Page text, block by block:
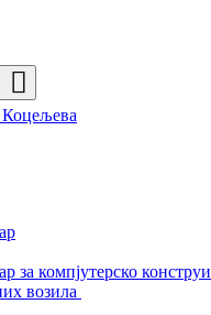
за компјутерско
возила